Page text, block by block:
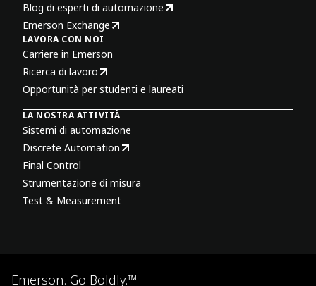
Blog di esperti di automazione
Emerson Exchange
LAVORA CON NOI
Carriere in Emerson
Ricerca di lavoro
Opportunità per studenti e laureati
LA NOSTRA ATTIVITÀ
Sistemi di automazione
Discrete Automation
Final Control
Strumentazione di misura
Test & Measurement
Emerson. Go Boldly.™